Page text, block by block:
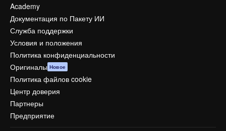
Academy
Документация по Пакету ИИ
Служба поддержки
Условия и положения
Политика конфиденциальности
Оригиналы Новое
Политика файлов cookie
Центр доверия
Партнеры
Предприятие